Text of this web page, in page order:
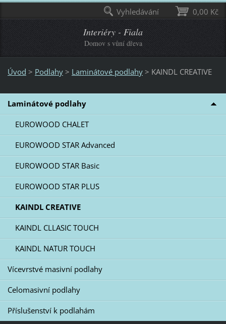
Interiéry - Fiala
Domov s vůní dřeva
Úvod > Podlahy > Laminátové podlahy > KAINDL CREATIVE
Laminátové podlahy
EUROWOOD CHALET
EUROWOOD STAR Advanced
EUROWOOD STAR Basic
EUROWOOD STAR PLUS
KAINDL CREATIVE
KAINDL CLLASIC TOUCH
KAINDL NATUR TOUCH
Vícevrstvé masivní podlahy
Celomasivní podlahy
Příslušenství k podlahám
0,00 Kč
Vyhledávání